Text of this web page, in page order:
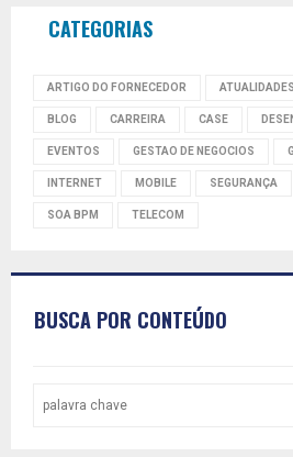
CATEGORIAS
ARTIGO DO FORNECEDOR ATUALIDADES
BLOG CARREIRA CASE
EVENTOS GESTAO DE NEGOCIOS
INTERNET MOBILE SEGURANÇA
SOA BPM TELECOM
BUSCA POR CONTEÚDO